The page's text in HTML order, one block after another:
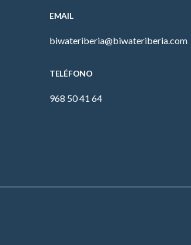
EMAIL
biwateriberia@biwateriberia.com
TELÉFONO
968 50 41 64